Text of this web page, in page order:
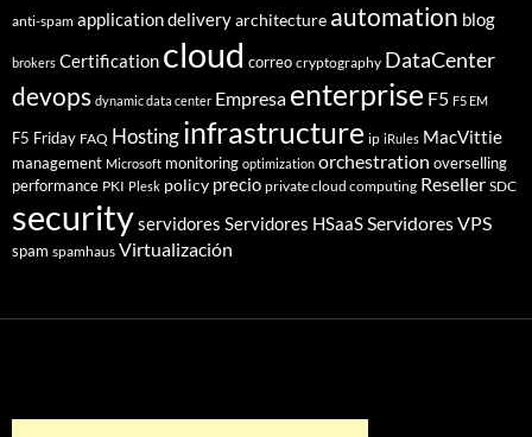
anti-spam application deliveryarchitecture automation blog
brokers Certification cloud correo cryptography DataCenter
devops dynamic data center Empresa enterprise F5 F5 EM
F5 Friday FAQ Hostinginfrastructure ip iRules MacVittie
management Microsoft monitoring optimization orchestration overselling
performance PKI Plesk policy precio private cloud computing Reseller SDC
securityservidores Servidores HSaaSServidores VPS
spam spamhaus Virtualización